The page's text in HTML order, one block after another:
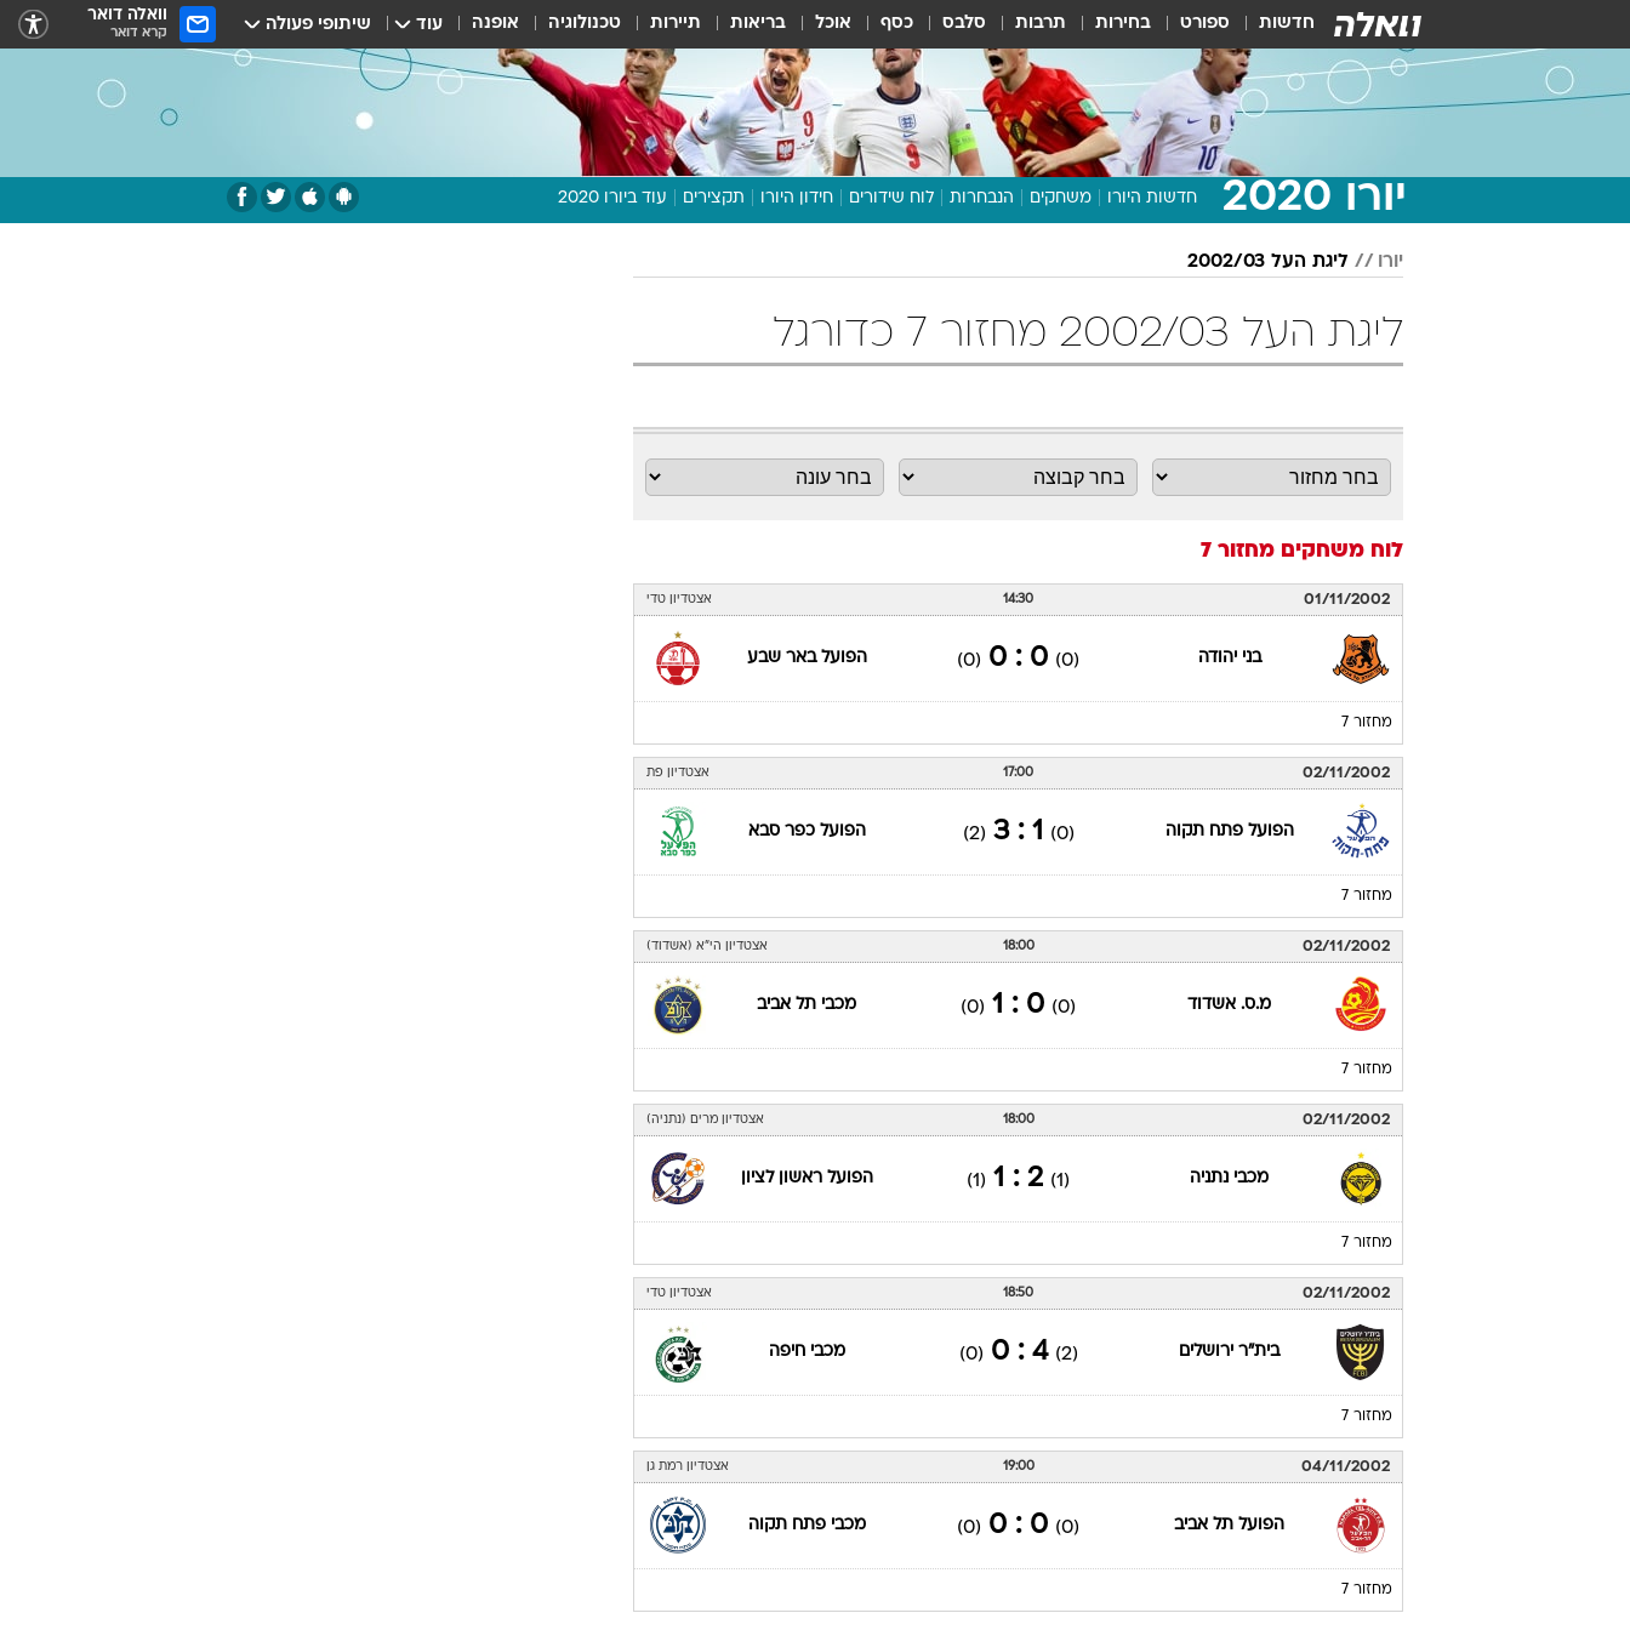
חדשות ספורט בחירות תרבות סלבס כסף אוכל בריאות תיירות טכנולוגיה אופנה עוד שיתופי פעולה וואלה דואר
קרא דואר
יורו 2020 חדשות היורו משחקים הנבחרות לוח שידורים חידון היורו תקצירים עוד ביורו 2020
תכנית היורו
יורו ליגת העל 2002/03
ליגת העל 2002/03 מחזור 7 כדורגל
לוח משחקים מחזור 7
01/11/2002
14:30 אצטדיון טדי
בני יהודה (0)
0 : 0
(0) הפועל באר שבע
מחזור 7
02/11/2002
17:00 אצטדיון פת
הפועל פתח תקוה (0)
1 : 3
(2) הפועל כפר סבא
מחזור 7
02/11/2002
18:00 אצטדיון הי"א (אשדוד)
מ.ס. אשדוד (0)
0 : 1
(0) מכבי תל אביב
מחזור 7
02/11/2002
18:00 אצטדיון מרים (נתניה)
מכבי נתניה (1)
2 : 1
(1) הפועל ראשון לציון
מחזור 7
02/11/2002
18:50 אצטדיון טדי
בית"ר ירושלים (2)
4 : 0
(0) מכבי חיפה
מחזור 7
04/11/2002
19:00 אצטדיון רמת גן
הפועל תל אביב (0)
0 : 0
(0) מכבי פתח תקוה
מחזור 7